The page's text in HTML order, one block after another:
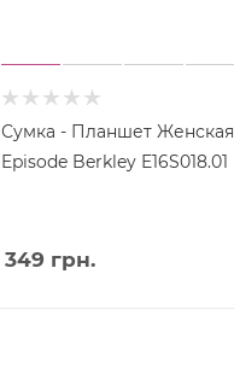
Сумка - Планшет Женская
Episode Berkley E16S018.01
349 грн.